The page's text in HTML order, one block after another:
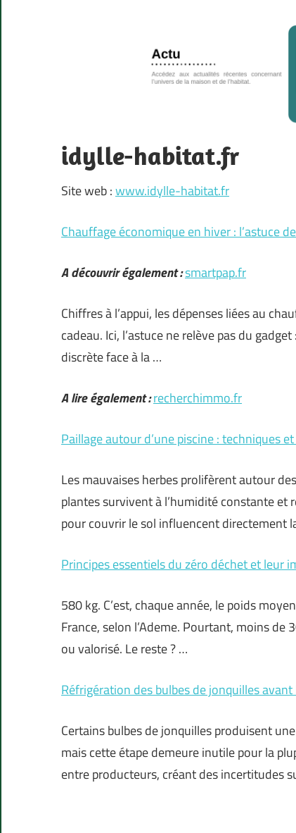
idylle-habitat.fr
Site web :www.idylle-habitat.fr
Chauffage économique en hiver : l’astuce
A découvrir également :smartpap.fr
Chiffres à l’appui, les dépenses liées au
cadeau. Ici, l’astuce ne relève pas du
discrète face à la …
A lire également :recherchimmo.fr
Paillage autour d’une piscine : techniques
Les mauvaises herbes prolifèrent autour
plantes survivent à l’humidité constante et
pour couvrir le sol influencent directement
Principes essentiels du zéro déchet et leur
580 kg. C’est, chaque année, le poids
France, selon l’Ademe. Pourtant, moins de
ou valorisé. Le reste ? …
Réfrigération des bulbes de jonquilles
Certains bulbes de jonquilles produisent
mais cette étape demeure inutile pour la
entre producteurs, créant des incertitudes